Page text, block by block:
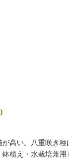
高い。八重咲き
植え・水栽培兼用